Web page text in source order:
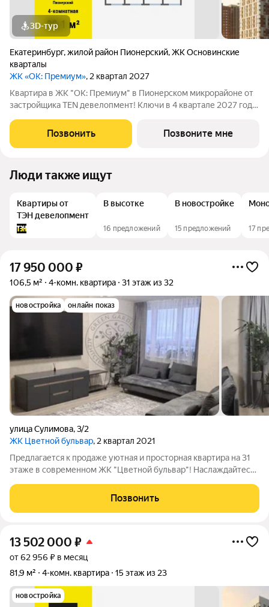
3D-тур
Екатеринбург,жилой район Пионерский,ЖК Основинские
кварталы
ЖК «ОК: Премиум», 2 квартал 2027
Квартира в ЖК "ОК: Премиум" в Пионерском микрорайоне от
застройщика TEN девелопмент! Ключи в 4 квартале 2027 года.
локацию Основинского парка, включающего 5 домов высотой
от 14 до 31 этажей.
Позвонить Позвоните мне
Люди также ищут
Квартиры от
ТЭН девелопмент
В высотке
16 предложений
В новостройке
15 предложений 17
17 950 000 ₽
106,5 м² 4-комн. квартира 31 этаж из 32
новостройка онлайн показ
улица Сулимова,3/2
ЖК Цветной бульвар, 2 квартал 2021
Предлагается к продаже уютная и просторная квартира на 31
этаже в современном ЖК "Цветной бульвар"! Наслаждайтесь
Преимущества ЖК "Цветной бульвар": Безопасность и
комфорт: Закрытая территория двора
Позвонить
13 502 000 ₽
от 62 956 ₽ в месяц
81,9 м²
4-комн. квартира 15 этаж из 23
новостройка